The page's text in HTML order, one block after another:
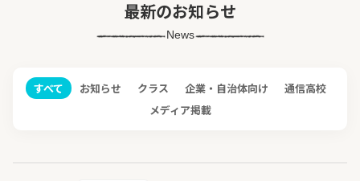
最新のお知らせ
News
すべて お知らせ クラス 企業・自治体向け
通信高校
メディア掲載